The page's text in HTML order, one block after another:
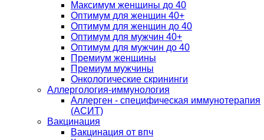
Максимум женщины до 40
Оптимум для женщин 40+
Оптимум для женщин до 40
Оптимум для мужчин 40+
Оптимум для мужчин до 40
Премиум женщины
Премиум мужчины
Онкологические скрининги
Аллергология-иммунология
Аллерген - специфическая иммунотерапия
(АСИТ)
Вакцинация
Вакцинация от впч